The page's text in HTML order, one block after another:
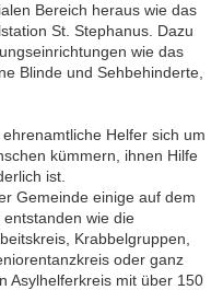
Bereich heraus wie das
St. Stephanus. Dazu
wie das
Blinde und Sehbehinderte,
Helfer sich um
kümmern, ihnen Hilfe
ist.
Gemeinde einige auf dem
wie die
Krabbelgruppen,
oder ganz
Asylhelferkreis mit über 150